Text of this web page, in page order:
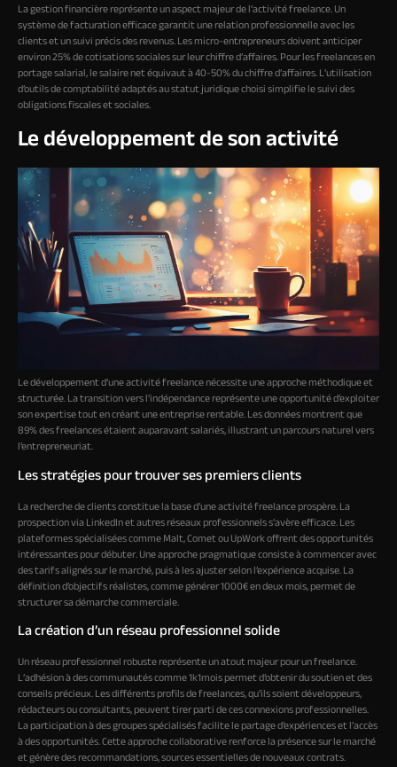
La gestion financière représente un aspect majeur de l’activité freelance. Un
système de facturation efficace garantit une relation professionnelle avec les
clients et un suivi précis des revenus. Les micro-entrepreneurs doivent anticiper
environ 25% de cotisations sociales sur leur chiffre d’affaires. Pour les freelances en
portage salarial, le salaire net équivaut à 40-50% du chiffre d’affaires. L’utilisation
d’outils de comptabilité adaptés au statut juridique choisi simplifie le suivi des
obligations fiscales et sociales.
Le développement de son activité
Le développement d’une activité freelance nécessite une approche méthodique et
structurée. La transition vers l’indépendance représente une opportunité d’exploiter
son expertise tout en créant une entreprise rentable. Les données montrent que
89% des freelances étaient auparavant salariés, illustrant un parcours naturel vers
l’entrepreneuriat.
Les stratégies pour trouver ses premiers clients
La recherche de clients constitue la base d’une activité freelance prospère. La
prospection via LinkedIn et autres réseaux professionnels s’avère efficace. Les
plateformes spécialisées comme Malt, Comet ou UpWork offrent des opportunités
intéressantes pour débuter. Une approche pragmatique consiste à commencer avec
des tarifs alignés sur le marché, puis à les ajuster selon l’expérience acquise. La
définition d’objectifs réalistes, comme générer 1000€ en deux mois, permet de
structurer sa démarche commerciale.
La création d’un réseau professionnel solide
Un réseau professionnel robuste représente un atout majeur pour un freelance.
L’adhésion à des communautés comme 1k1mois permet d’obtenir du soutien et des
conseils précieux. Les différents profils de freelances, qu’ils soient développeurs,
rédacteurs ou consultants, peuvent tirer parti de ces connexions professionnelles.
La participation à des groupes spécialisés facilite le partage d’expériences et l’accès
à des opportunités. Cette approche collaborative renforce la présence sur le marché
et génère des recommandations, sources essentielles de nouveaux contrats.